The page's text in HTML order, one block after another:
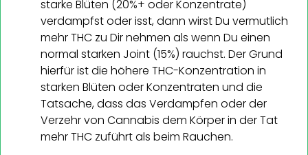
starke Blüten (20%+ oder Konzentrate)
verdampfst oder isst, dann wirst Du vermutlich
mehr THC zu Dir nehmen als wenn Du einen
normal starken Joint (15%) rauchst. Der Grund
hierfür ist die höhere THC-Konzentration in
starken Blüten oder Konzentraten und die
Tatsache, dass das Verdampfen oder der
Verzehr von Cannabis dem Körper in der Tat
mehr THC zuführt als beim Rauchen.